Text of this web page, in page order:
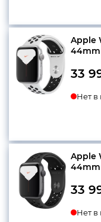
Apple
44mm
33
Нет в
Apple
44mm
33
Нет в